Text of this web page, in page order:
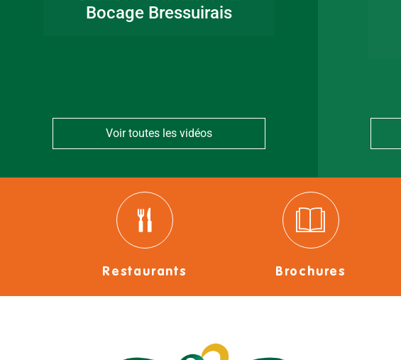
Bocage Bressuirais
Voir toutes les vidéos
en Bocage
Restaurants Brochures